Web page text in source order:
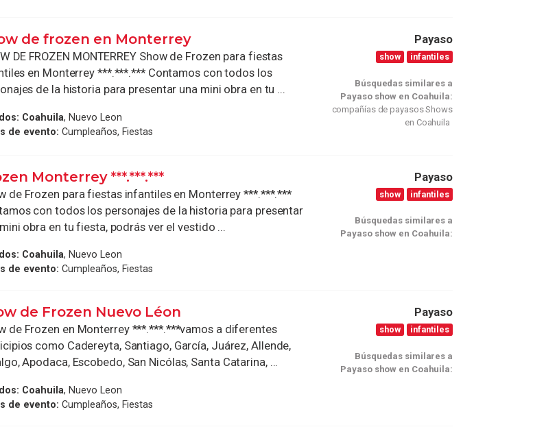
de frozen en Monterrey
DE FROZEN MONTERREY Show de Frozen para fiestas
en Monterrey ***.***.*** Contamos con todos los
de la historia para presentar una mini obra en tu ...
Coahuila, Nuevo Leon
de evento: Cumpleaños, Fiestas
Payaso
show infantiles
Búsquedas similares a
Payaso show en Coahuila:
compañías de payasos Shows
en Coahuila
Monterrey ***.***.***
de Frozen para fiestas infantiles en Monterrey ***.***.***
con todos los personajes de la historia para presentar
obra en tu fiesta, podrás ver el vestido ...
Coahuila, Nuevo Leon
de evento: Cumpleaños, Fiestas
Payaso
show infantiles
Búsquedas similares a
Payaso show en Coahuila:
de Frozen Nuevo Léon
de Frozen en Monterrey ***.***.***vamos a diferentes
como Cadereyta, Santiago, García, Juárez, Allende,
Apodaca, Escobedo, San Nicólas, Santa Catarina, ...
Coahuila, Nuevo Leon
de evento: Cumpleaños, Fiestas
Payaso
show infantiles
Búsquedas similares a
Payaso show en Coahuila: